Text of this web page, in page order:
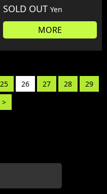
SOLD OUT Yen
MORE
25 26 27 28
29
>